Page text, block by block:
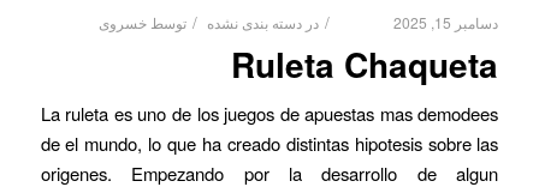
دسامبر 15, 2025 / در دسته بندی نشده / توسط خسروی
Ruleta Chaqueta
La ruleta es uno de los juegos de apuestas mas demodees
de el mundo, lo que ha creado distintas hipotesis sobre las
origenes. Empezando por la desarrollo de algun